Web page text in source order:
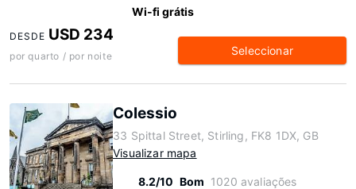
Wi-fi grátis
DESDE USD 234
por quarto / por noite Seleccionar
Colessio
33 Spittal Street, Stirling, FK8 1DX, GB
Visualizar mapa
8.2/10 Bom 1020 avaliações